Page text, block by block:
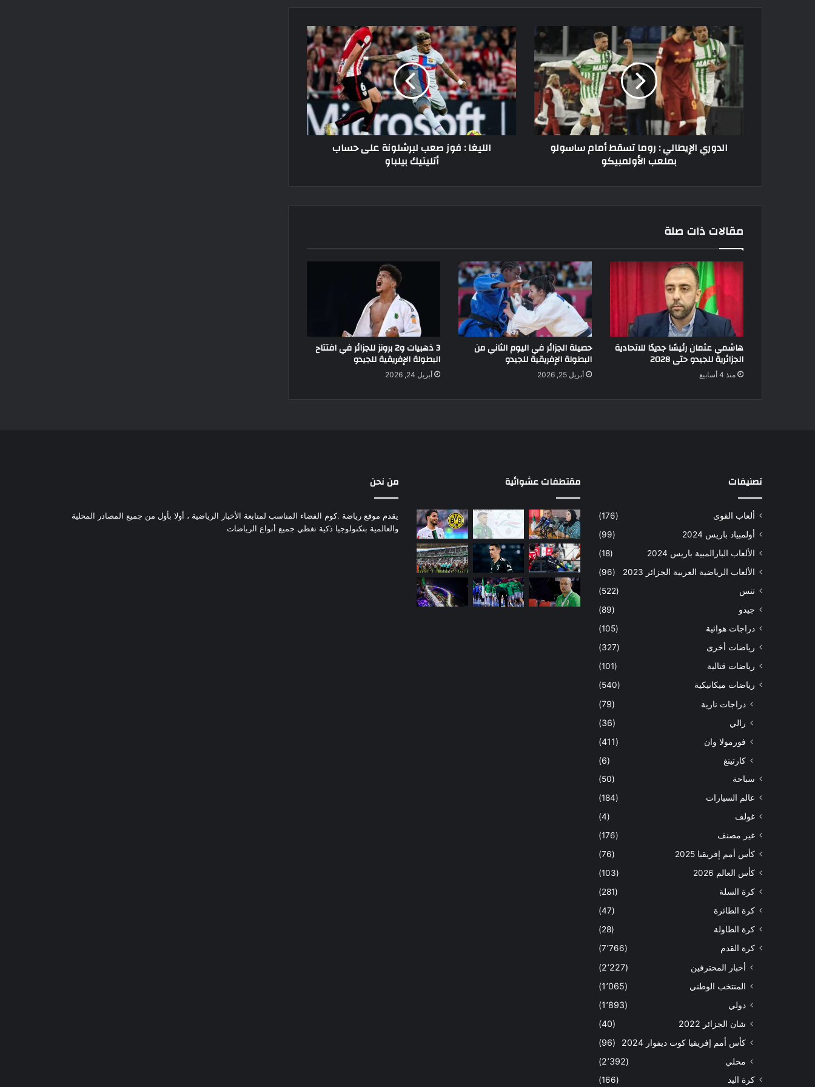
الدوري
الإيطالي
تسقط
أمام
ساسولو
الدوري الإيطالي : روما تسقط أمام ساسولو
بملعب الأولمبيكو
الليغا
:
فوز
صعب
لبرشلونة
على
بيلباو
الليغا : فوز صعب لبرشلونة على حساب
أتليتيك بيلباو
مقالات ذات صلة
هاشمي عثمان رئيسًا جديدًا للاتحادية
الجزائرية للجيدو حتى 2028
منذ 4 أسابيع
حصيلة الجزائر في اليوم الثاني من
البطولة الإفريقية للجيدو
أبريل 25, 2026
3 ذهبيات و2 برونز للجزائر في افتتاح
البطولة الإفريقية للجيدو
أبريل 24, 2026
تصنيفات
ألعاب القوى
(176)
أولمبياد باريس 2024
(99)
الألعاب البارالمبية باريس 2024
(18)
الألعاب الرياضية العربية الجزائر 2023
(96)
تنس
(522)
جيدو
(89)
دراجات هوائية
(105)
رياضات أخرى
(327)
رياضات قتالية
(101)
رياضات ميكانيكية
(540)
دراجات نارية
(79)
رالي
(36)
فورمولا وان
(411)
كارتينغ
(6)
سباحة
(50)
عالم السيارات
(184)
غولف
(4)
غير مصنف
(176)
كأس أمم إفريقيا 2025
(76)
كأس العالم 2026
(103)
كرة السلة
(281)
كرة الطائرة
(47)
كرة الطاولة
(28)
كرة القدم
(7٬766)
أخبار المحترفين
(2٬227)
المنتخب الوطني
(1٬065)
دولي
(1٬893)
شان الجزائر 2022
(40)
كأس أمم إفريقيا كوت ديفوار 2024
(96)
محلي
(2٬392)
كرة اليد (166)
مقتطفات عشوائية من نحن
يقدم موقع رياضة .كوم الفضاء المناسب لمتابعة الأخبار الرياضية ، أولا بأول من جميع المصادر المحلية
والعالمية بتكنولوجيا ذكية تغطي جميع أنواع الرياضات